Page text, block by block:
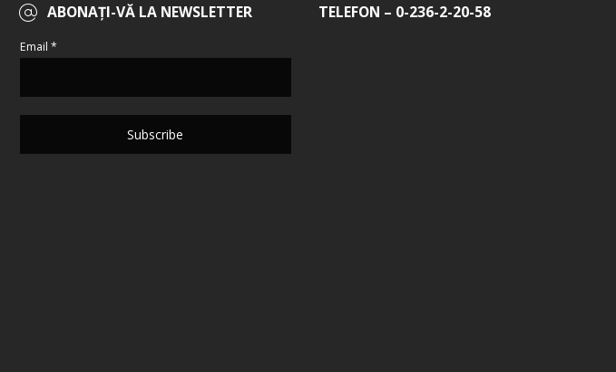
ABONAȚI-VĂ LA NEWSLETTER
Email *
TELEFON – 0-236-2-20-58